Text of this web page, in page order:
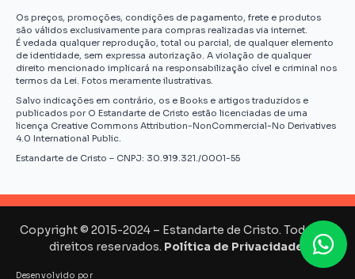
Os preços, promoções, condições de pagamento, frete e produtos
são válidos exclusivamente para compras realizadas via internet.
É vedada qualquer reprodução, total ou parcial, de qualquer elemento
de identidade, sem expressa autorização. A violação de qualquer
direito mencionado implicará na responsabilização cível e criminal nos
termos da Lei. Fotos meramente ilustrativas.
Salvo indicações em contrário, os e Books e artigos traduzidos e
publicados por O Estandarte de Cristo estão licenciadas de uma
licença Creative Commons Attribution-NonCommercial-No Derivatives
4.0 International Public.
Estandarte de Cristo – CNPJ: 30.919.321./0001-55
Copyright © 2015-2024 – Estandarte de Cristo. Todos os
direitos reservados. Política de Privacidade.
Desenvolvido por